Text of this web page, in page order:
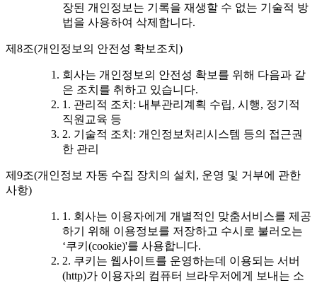
장된 개인정보는 기록을 재생할 수 없는 기술적 방
법을 사용하여 삭제합니다.
제8조(개인정보의 안전성 확보조치)
회사는 개인정보의 안전성 확보를 위해 다음과 같
은 조치를 취하고 있습니다.
1. 관리적 조치: 내부관리계획 수립, 시행, 정기적
직원교육 등
2. 기술적 조치: 개인정보처리시스템 등의 접근권
한 관리
제9조(개인정보 자동 수집 장치의 설치, 운영 및 거부에 관한
사항)
1. 회사는 이용자에게 개별적인 맞춤서비스를 제공
하기 위해 이용정보를 저장하고 수시로 불러오는
‘쿠키(cookie)'를 사용합니다.
2. 쿠키는 웹사이트를 운영하는데 이용되는 서버
(http)가 이용자의 컴퓨터 브라우저에게 보내는 소